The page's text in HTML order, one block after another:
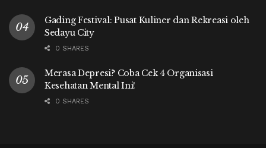
Gading Festival: Pusat Kuliner dan Rekreasi oleh
Sedayu City
0 SHARES
Merasa Depresi? Coba Cek 4 Organisasi
Kesehatan Mental Ini!
0 SHARES